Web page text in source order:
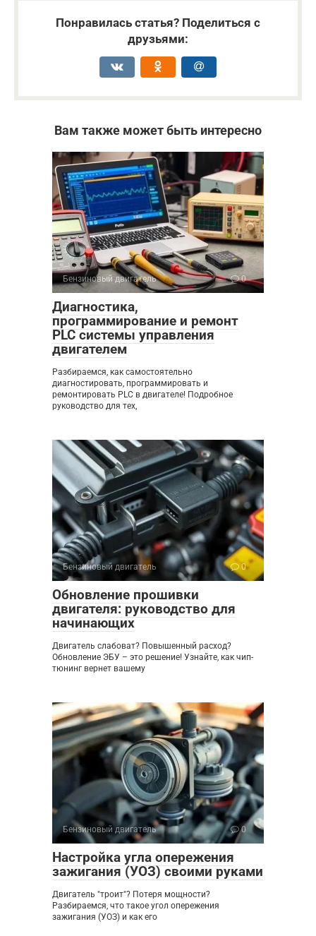
Понравилась статья? Поделиться с
друзьями:
Вам также может быть интересно
Бензиновый двигатель 0
Диагностика,
программирование и ремонт
PLC системы управления
двигателем
Разбираемся, как самостоятельно
диагностировать, программировать и
ремонтировать PLC в двигателе! Подробное
руководство для тех,
Бензиновый двигатель 0
Обновление прошивки
двигателя: руководство для
начинающих
Двигатель слабоват? Повышенный расход?
Обновление ЭБУ – это решение! Узнайте, как чип-
тюнинг вернет вашему
Бензиновый двигатель 0
Настройка угла опережения
зажигания (УОЗ) своими руками
Двигатель "троит"? Потеря мощности?
Разбираемся, что такое угол опережения
зажигания (УОЗ) и как его